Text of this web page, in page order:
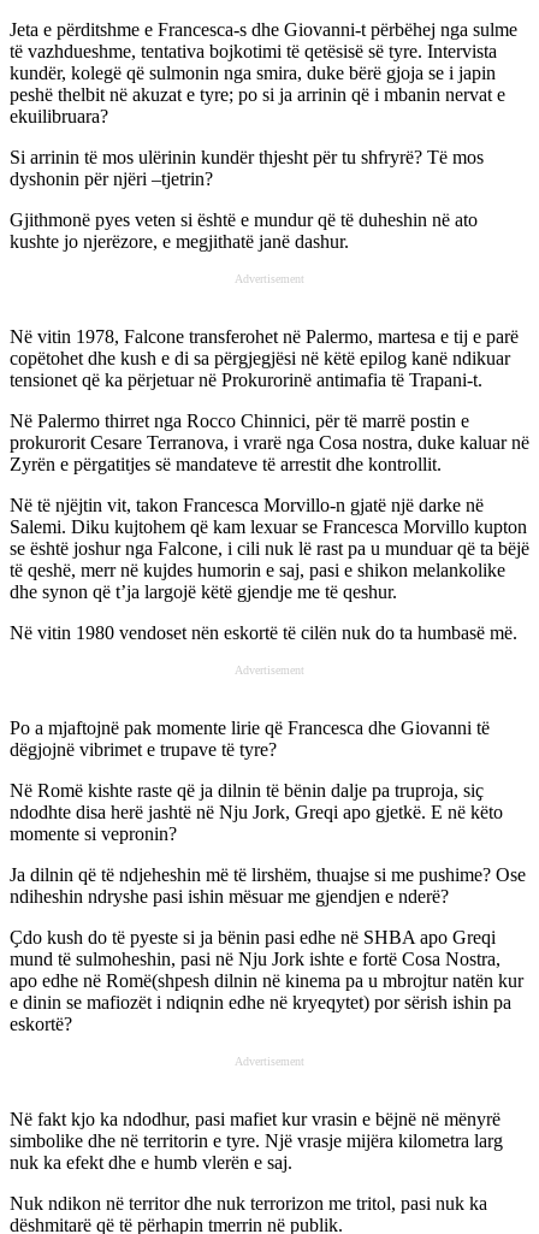
Jeta e përditshme e Francesca-s dhe Giovanni-t përbëhej nga sulme
të vazhdueshme, tentativa bojkotimi të qetësisë së tyre. Intervista
kundër, kolegë që sulmonin nga smira, duke bërë gjoja se i japin
peshë thelbit në akuzat e tyre; po si ja arrinin që i mbanin nervat e
ekuilibruara?
Si arrinin të mos ulërinin kundër thjesht për tu shfryrë? Të mos
dyshonin për njëri –tjetrin?
Gjithmonë pyes veten si është e mundur që të duheshin në ato
kushte jo njerëzore, e megjithatë janë dashur.
Advertisement
Në vitin 1978, Falcone transferohet në Palermo, martesa e tij e parë
copëtohet dhe kush e di sa përgjegjësi në këtë epilog kanë ndikuar
tensionet që ka përjetuar në Prokurorinë antimafia të Trapani-t.
Në Palermo thirret nga Rocco Chinnici, për të marrë postin e
prokurorit Cesare Terranova, i vrarë nga Cosa nostra, duke kaluar në
Zyrën e përgatitjes së mandateve të arrestit dhe kontrollit.
Në të njëjtin vit, takon Francesca Morvillo-n gjatë një darke në
Salemi. Diku kujtohem që kam lexuar se Francesca Morvillo kupton
se është joshur nga Falcone, i cili nuk lë rast pa u munduar që ta bëjë
të qeshë, merr në kujdes humorin e saj, pasi e shikon melankolike
dhe synon që t’ja largojë këtë gjendje me të qeshur.
Në vitin 1980 vendoset nën eskortë të cilën nuk do ta humbasë më.
Advertisement
Po a mjaftojnë pak momente lirie që Francesca dhe Giovanni të
dëgjojnë vibrimet e trupave të tyre?
Në Romë kishte raste që ja dilnin të bënin dalje pa truproja, siҫ
ndodhte disa herë jashtë në Nju Jork, Greqi apo gjetkë. E në këto
momente si vepronin?
Ja dilnin që të ndjeheshin më të lirshëm, thuajse si me pushime? Ose
ndiheshin ndryshe pasi ishin mësuar me gjendjen e nderë?
Ҫdo kush do të pyeste si ja bënin pasi edhe në SHBA apo Greqi
mund të sulmoheshin, pasi në Nju Jork ishte e fortë Cosa Nostra,
apo edhe në Romë(shpesh dilnin në kinema pa u mbrojtur natën kur
e dinin se mafiozët i ndiqnin edhe në kryeqytet) por sërish ishin pa
eskortë?
Advertisement
Në fakt kjo ka ndodhur, pasi mafiet kur vrasin e bëjnë në mënyrë
simbolike dhe në territorin e tyre. Një vrasje mijëra kilometra larg
nuk ka efekt dhe e humb vlerën e saj.
Nuk ndikon në territor dhe nuk terrorizon me tritol, pasi nuk ka
dëshmitarë që të përhapin tmerrin në publik.